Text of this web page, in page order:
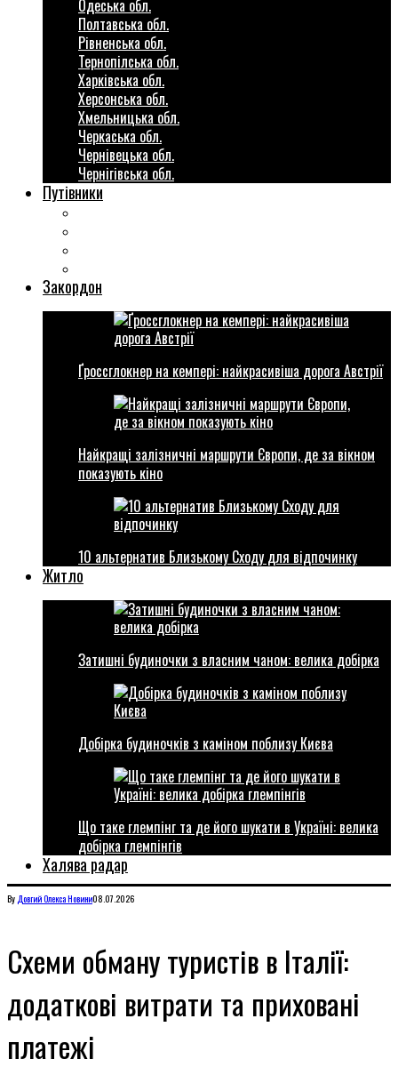
Одеська обл.
Полтавська обл.
Рівненська обл.
Тернопілська обл.
Харківська обл.
Херсонська обл.
Хмельницька обл.
Черкаська обл.
Чернівецька обл.
Чернігівська обл.
Путівники
Закордон
Ґроссглокнер на кемпері: найкрасивіша дорога Австрії
Найкращі залізничні маршрути Європи, де за вікном
показують кіно
10 альтернатив Близькому Сходу для відпочинку
Житло
Затишні будиночки з власним чаном: велика добірка
Добірка будиночків з каміном поблизу Києва
Що таке глемпінг та де його шукати в Україні: велика
добірка глемпінгів
Халява радар
ByДовгий ОлексаНовини08.07.2026
Схеми обману туристів в Італії:
додаткові витрати та приховані
платежі